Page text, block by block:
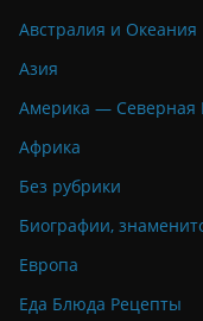
Австралия и Океания
Азия
Америка —
Африка
Без рубрики
Биографии,
Европа
Еда Блюда Рецепты